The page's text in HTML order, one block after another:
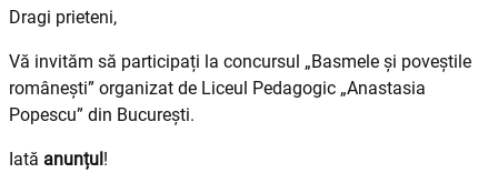
Dragi prieteni,
Vă invităm să participați la concursul „Basmele și poveștile
românești” organizat de Liceul Pedagogic „Anastasia
Popescu” din București.
Iată anunțul!